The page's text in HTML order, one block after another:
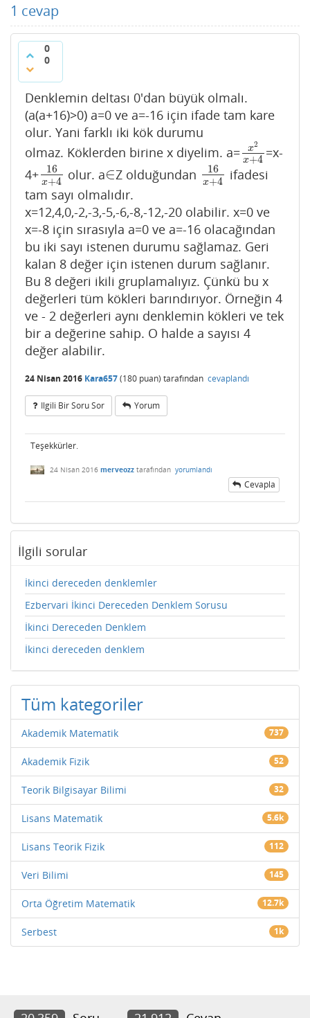
1 cevap
0
0
Denklemin deltası 0'dan büyük olmalı.
(a(a+16)>0) a=0 ve a=-16 için ifade tam kare
olur. Yani farklı iki kök durumu
olmaz. Köklerden birine x diyelim. a=
x2
x+4
x2x+4
=x-
4+
16
x+4
16x+ 4
olur. a∈
∈Z olduğundan 16
x+4
16x+ 4
ifadesi
tam sayı olmalıdır.
x=12,4,0,-2,-3,-5,-6,-8,-12,-20 olabilir. x=0 ve
x=-8 için sırasıyla a=0 ve a=-16 olacağından
bu iki sayı istenen durumu sağlamaz. Geri
kalan 8 değer için istenen durum sağlanır.
Bu 8 değeri ikili gruplamalıyız. Çünkü bu x
değerleri tüm kökleri barındırıyor. Örneğin 4
ve - 2 değerleri aynı denklemin kökleri ve tek
bir a değerine sahip. O halde a sayısı 4
değer alabilir.
24 Nisan 2016 Kara657(180 puan) tarafından cevaplandı
Ilgili Bir Soru Sor Yorum
Teşekkürler.
24 Nisan 2016 merveozz tarafından yorumlandı
Cevapla
İlgili sorular
İkinci dereceden denklemler
Ezbervari İkinci Dereceden Denklem Sorusu
İkinci Dereceden Denklem
İkinci dereceden denklem
Tüm kategoriler
Akademik Matematik 737
Akademik Fizik 52
Teorik Bilgisayar Bilimi 32
Lisans Matematik 5.6k
Lisans Teorik Fizik 112
Veri Bilimi 145
Orta Öğretim Matematik 12.7k
Serbest 1k